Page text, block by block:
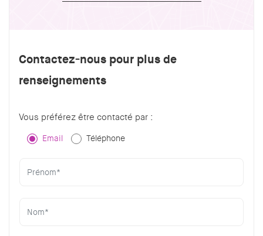
Contactez-nous pour plus de
renseignements
Vous préférez être contacté par :
Email Téléphone